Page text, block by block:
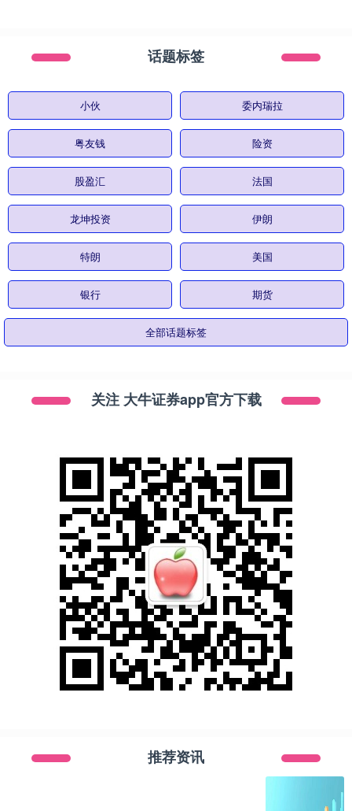
话题标签
小伙 委内瑞拉
粤友钱 险资
股盈汇 法国
龙坤投资 伊朗
特朗 美国
银行 期货
全部话题标签
关注 大牛证券app官方下载
推荐资讯